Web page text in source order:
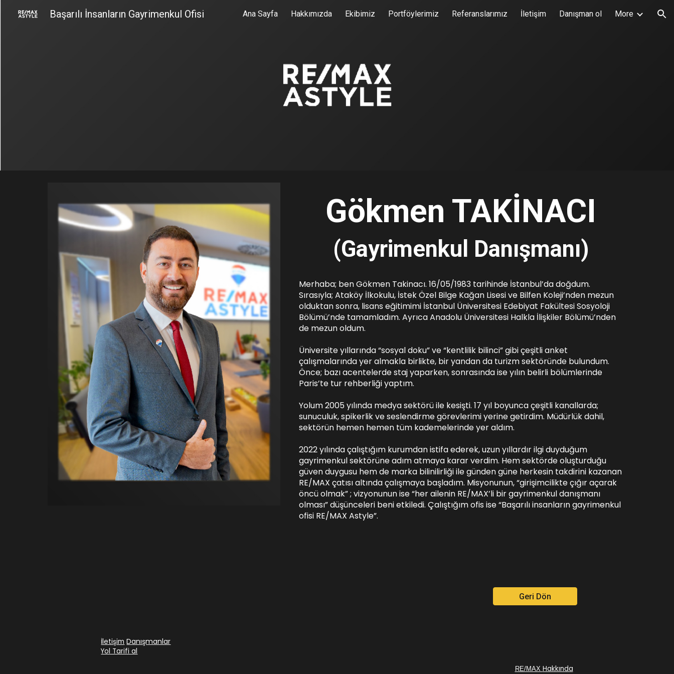
Skip to main content Skip to navigation
Başarılı İnsanların Gayrimenkul Ofisi Ana Sayfa Hakkımızda Ekibimiz Portföylerimiz Referanslarımız İletişim Danışman ol More
Gökmen TAKİNACI
(Gayrimenkul Danışmanı)
Merhaba; ben Gökmen Takinacı. 16/05/1983 tarihinde İstanbul’da doğdum.
Sırasıyla; Ataköy İlkokulu, İstek Özel Bilge Kağan Lisesi ve Bilfen Koleji’nden mezun
olduktan sonra, lisans eğitimimi İstanbul Üniversitesi Edebiyat Fakültesi Sosyoloji
Bölümü’nde tamamladım. Ayrıca Anadolu Üniversitesi Halkla İlişkiler Bölümü’nden
de mezun oldum.
Üniversite yıllarında “sosyal doku” ve “kentlilik bilinci” gibi çeşitli anket
çalışmalarında yer almakla birlikte, bir yandan da turizm sektöründe bulundum.
Önce; bazı acentelerde staj yaparken, sonrasında ise yılın belirli bölümlerinde
Paris’te tur rehberliği yaptım.
Yolum 2005 yılında medya sektörü ile kesişti. 17 yıl boyunca çeşitli kanallarda;
sunuculuk, spikerlik ve seslendirme görevlerimi yerine getirdim. Müdürlük dahil,
sektörün hemen hemen tüm kademelerinde yer aldım.
2022 yılında çalıştığım kurumdan istifa ederek, uzun yıllardır ilgi duyduğum
gayrimenkul sektörüne adım atmaya karar verdim. Hem sektörde oluşturduğu
güven duygusu hem de marka bilinilirliği ile günden güne herkesin takdirini kazanan
RE/MAX çatısı altında çalışmaya başladım. Misyonunun, “girişimcilikte çığır açarak
öncü olmak” ; vizyonunun ise “her ailenin RE/MAX’li bir gayrimenkul danışmanı
olması” düşünceleri beni etkiledi. Çalıştığım ofis ise “Başarılı insanların gayrimenkul
ofisi RE/MAX Astyle”.
Geri Dön
İletişim Danışmanlar
Yol Tarifi al
RE/MAX Hakkında